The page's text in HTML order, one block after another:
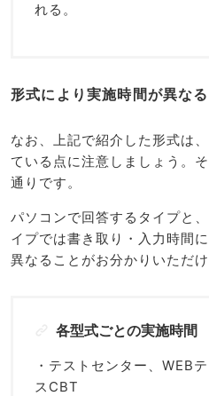
れる。
形式により実施時間が異なる
なお、上記で紹介した形式は
ている点に注意しましょう。
通りです。
パソコンで回答するタイプと
イプでは書き取り・入力時間
異なることがお分かりいただけ
各型式ごとの実施時間
・テストセンター、WEB
スCBT